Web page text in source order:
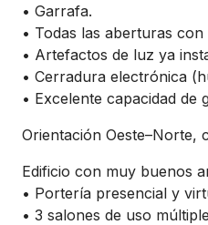
• Garrafa.
• Todas las aberturas
• Artefactos de luz ya
• Cerradura electrónica
• Excelente capacidad
Orientación Oeste–Norte,
Edificio con muy buenos
• Portería presencial y
• 3 salones de uso